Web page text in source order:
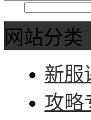
网站分类
新服
攻略